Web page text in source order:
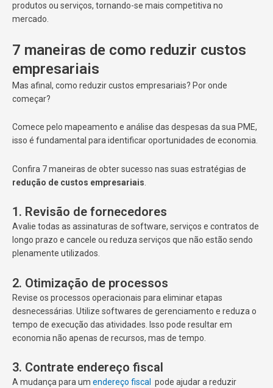
produtos ou serviços, tornando-se mais competitiva no
mercado.
7 maneiras de como reduzir custos
empresariais
Mas afinal, como reduzir custos empresariais? Por onde
começar?
Comece pelo mapeamento e análise das despesas da sua PME,
isso é fundamental para identificar oportunidades de economia.
Confira 7 maneiras de obter sucesso nas suas estratégias de
redução de custos empresariais
1. Revisão de fornecedores
Avalie todas as assinaturas de software, serviços e contratos de
longo prazo e cancele ou reduza serviços que não estão sendo
plenamente utilizados.
2. Otimização de processos
Revise os processos operacionais para eliminar etapas
desnecessárias. Utilize softwares de gerenciamento e reduza o
tempo de execução das atividades. Isso pode resultar em
economia não apenas de recursos, mas de tempo.
3. Contrate endereço fiscal
A mudança para um endereço fiscal pode ajudar a reduzir